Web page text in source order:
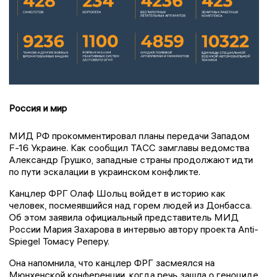
Россия и мир
МИД РФ прокомментировал планы передачи Западом
F-16 Украине. Как сообщил ТАСС замглавы ведомства
Александр Грушко, западные страны продолжают идти
по пути эскалации в украинском конфликте.
Канцлер ФРГ Олаф Шольц войдет в историю как
человек, посмеявшийся над горем людей из Донбасса.
Об этом заявила официальный представитель МИД
России Мария Захарова в интервью автору проекта Anti-
Spiegel Томасу Реперу.
Она напомнила, что канцлер ФРГ засмеялся на
Мюнхенской конференции, когда речь зашла о геноциде